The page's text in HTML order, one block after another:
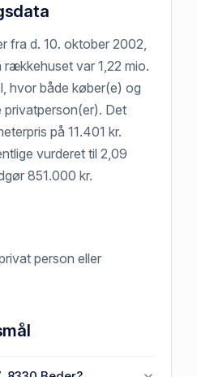
fra d. 10. oktober 2002,
var 1,22 mio.
hvor både køber(e) og
Det
på 11.401 kr.
vurderet til 2,09
851.000 kr.
person eller